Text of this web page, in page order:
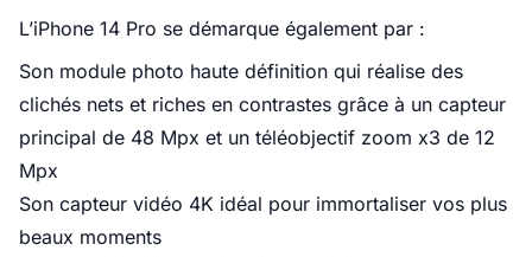
L’iPhone 14 Pro se démarque également par :
Son module photo haute définition qui réalise des
clichés nets et riches en contrastes grâce à un capteur
principal de 48 Mpx et un téléobjectif zoom x3 de 12
Mpx
Son capteur vidéo 4K idéal pour immortaliser vos plus
beaux moments